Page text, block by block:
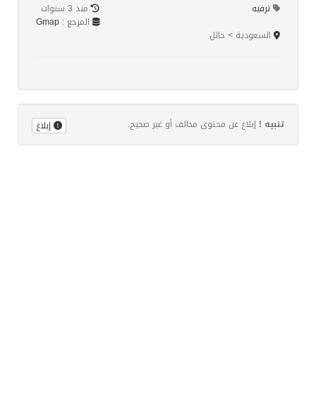
منذ 3 سنوات
المرجع : Gmap
ترفيه
السعودية > حائل
تنبيه ! إبلاغ عن محتوى مخالف أو غير صحيح. إبلاغ